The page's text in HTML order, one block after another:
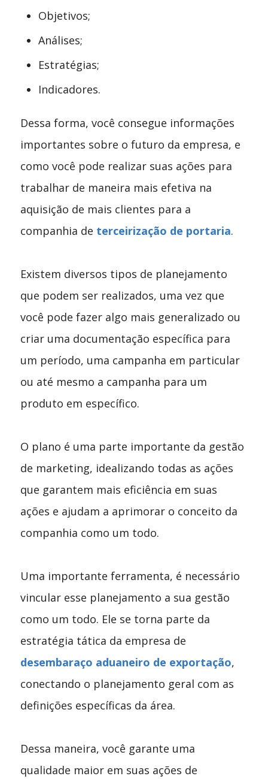
Objetivos;
Análises;
Estratégias;
Indicadores.
Dessa forma, você consegue informações
importantes sobre o futuro da empresa, e
como você pode realizar suas ações para
trabalhar de maneira mais efetiva na
aquisição de mais clientes para a
companhia de terceirização de portaria.
Existem diversos tipos de planejamento
que podem ser realizados, uma vez que
você pode fazer algo mais generalizado ou
criar uma documentação específica para
um período, uma campanha em particular
ou até mesmo a campanha para um
produto em específico.
O plano é uma parte importante da gestão
de marketing, idealizando todas as ações
que garantem mais eficiência em suas
ações e ajudam a aprimorar o conceito da
companhia como um todo.
Uma importante ferramenta, é necessário
vincular esse planejamento a sua gestão
como um todo. Ele se torna parte da
estratégia tática da empresa de
desembaraço aduaneiro de exportação,
conectando o planejamento geral com as
definições específicas da área.
Dessa maneira, você garante uma
qualidade maior em suas ações de